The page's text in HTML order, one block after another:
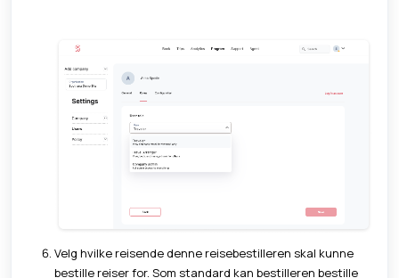
Velg hvilke reisende denne reisebestilleren skal kunne
bestille reiser for. Som standard kan bestilleren bestille